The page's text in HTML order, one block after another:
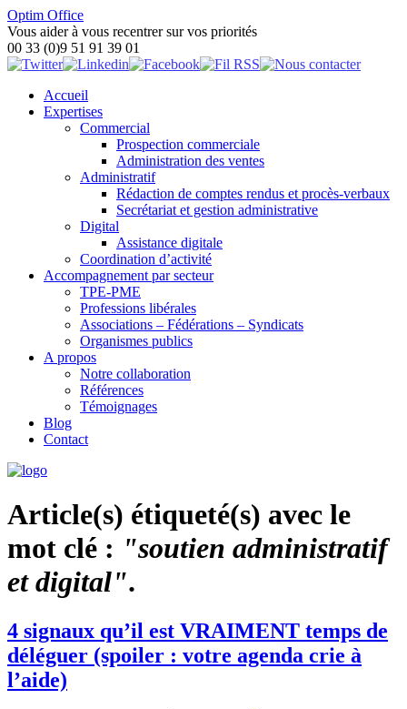
Optim Office
Vous aider à vous recentrer sur vos priorités
00 33 (0)9 51 91 39 01
Accueil
Expertises
Commercial
Prospection commerciale
Administration des ventes
Administratif
Rédaction de comptes rendus et procès-verbaux
Secrétariat et gestion administrative
Digital
Assistance digitale
Coordination d’activité
Accompagnement par secteur
TPE-PME
Professions libérales
Associations – Fédérations – Syndicats
Organismes publics
A propos
Notre collaboration
Références
Témoignages
Blog
Contact
Article(s) étiqueté(s) avec le
mot clé : "soutien administratif
et digital".
4 signaux qu’il est VRAIMENT temps de
déléguer (spoiler : votre agenda crie à
l’aide)